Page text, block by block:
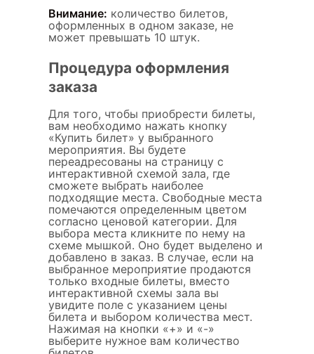
Внимание: количество билетов,
оформленных в одном заказе, не
может превышать 10 штук.
Процедура оформления
заказа
Для того, чтобы приобрести билеты,
вам необходимо нажать кнопку
«Купить билет» у выбранного
мероприятия. Вы будете
переадресованы на страницу с
интерактивной схемой зала, где
сможете выбрать наиболее
подходящие места. Свободные места
помечаются определенным цветом
согласно ценовой категории. Для
выбора места кликните по нему на
схеме мышкой. Оно будет выделено и
добавлено в заказ. В случае, если на
выбранное мероприятие продаются
только входные билеты, вместо
интерактивной схемы зала вы
увидите поле с указанием цены
билета и выбором количества мест.
Нажимая на кнопки «+» и «-»
выберите нужное вам количество